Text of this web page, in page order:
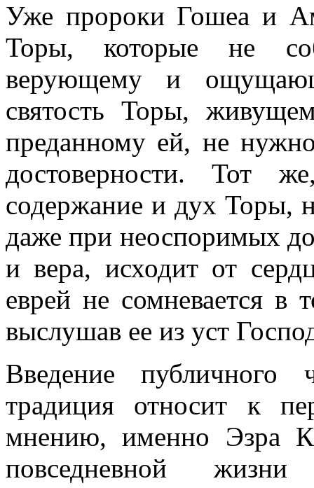
Уже пророки Гошеа и
Торы, которые не
верующему и
святость Торы,
преданному ей, не нужно
достоверности. Тот
содержание и дух Торы,
даже при неоспоримых
и вера, исходит от
еврей не сомневается в
выслушав ее из уст
Введение публичного
традиция относит к
мнению, именно Эзра
повседневной